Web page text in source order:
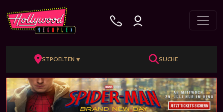
STPOELTEN ▼ SUCHE